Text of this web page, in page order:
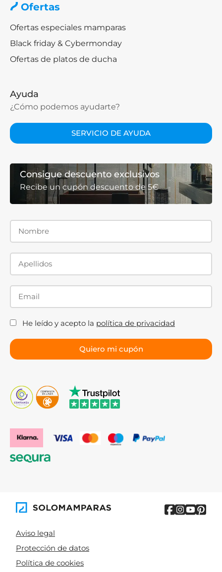
Ofertas
Ofertas especiales mamparas
Black friday & Cybermonday
Ofertas de platos de ducha
Ayuda
¿Cómo podemos ayudarte?
SERVICIO DE AYUDA
Consigue descuento exclusivos
Recibe un cupón descuento de 5€
He leído y acepto la política de privacidad
Aviso legal
Protección de datos
Política de cookies